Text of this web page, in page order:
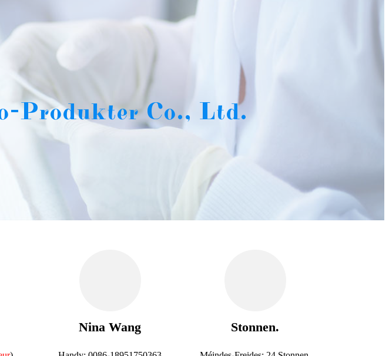
Co., Ltd.
Nina Wang Stonnen.